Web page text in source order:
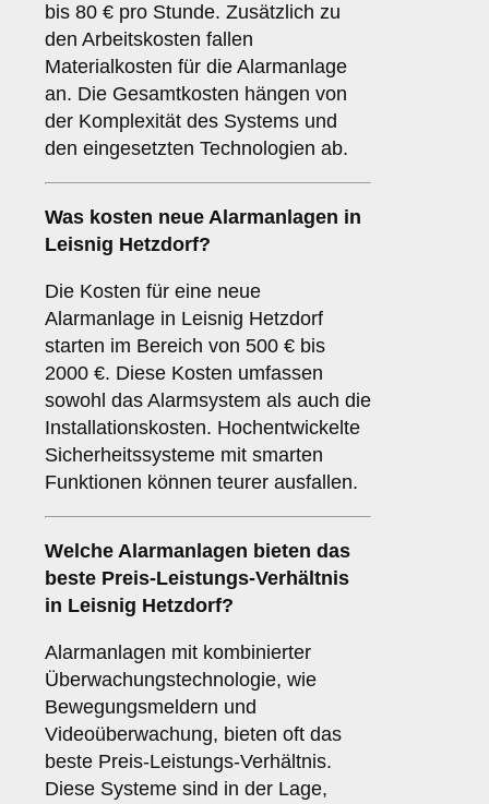
bis 80 € pro Stunde. Zusätzlich zu
den Arbeitskosten fallen
Materialkosten für die Alarmanlage
an. Die Gesamtkosten hängen von
der Komplexität des Systems und
den eingesetzten Technologien ab.
Was kosten neue Alarmanlagen in
Leisnig Hetzdorf?
Die Kosten für eine neue
Alarmanlage in Leisnig Hetzdorf
starten im Bereich von 500 € bis
2000 €. Diese Kosten umfassen
sowohl das Alarmsystem als auch die
Installationskosten. Hochentwickelte
Sicherheitssysteme mit smarten
Funktionen können teurer ausfallen.
Welche Alarmanlagen bieten das
beste Preis-Leistungs-Verhältnis
in Leisnig Hetzdorf?
Alarmanlagen mit kombinierter
Überwachungstechnologie, wie
Bewegungsmeldern und
Videoüberwachung, bieten oft das
beste Preis-Leistungs-Verhältnis.
Diese Systeme sind in der Lage,